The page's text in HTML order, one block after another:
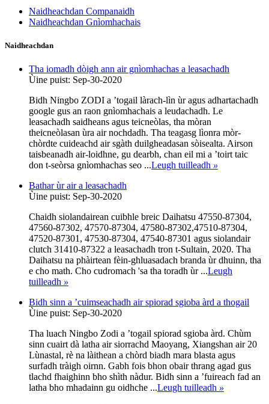
Naidheachdan Companaidh
Naidheachdan Gnìomhachais
Naidheachdan
Tha iomadh dòigh ann air gnìomhachas a leasachadh
Ùine puist: Sep-30-2020
Bidh Ningbo ZODI a ’togail làrach-lìn ùr agus adhartachadh
google gus an raon gnìomhachais a leudachadh. Le
leasachadh saidheans agus teicneòlas, tha mòran
theicneòlasan ùra air nochdadh. Tha teagasg lìonra mòr-
chòrdte cuideachd air sgàth duilgheadasan sòisealta. Airson
taisbeanadh air-loidhne, gu dearbh, chan eil mi a ’toirt taic
don t-seòrsa gnìomhachas seo ...Leugh tuilleadh »
Bathar ùr air a leasachadh
Ùine puist: Sep-30-2020
Chaidh siolandairean cuibhle breic Daihatsu 47550-87304,
47560-87302, 47570-87304, 47580-87302,47510-87304,
47520-87301, 47530-87304, 47540-87301 agus siolandair
clutch 31410-87322 a leasachadh tron ​​t-Sultain, 2020. Tha
Daihatsu na phàirtean fèin-ghluasadach branda ùr dhuinn, tha
e cho math. Cho cudromach 'sa tha toradh ùr ...Leugh
tuilleadh »
Bidh sinn a ’cuimseachadh air spiorad sgioba àrd a thogail
Ùine puist: Sep-30-2020
Tha luach Ningbo Zodi a ’togail spiorad sgioba àrd. Chùm
sinn cuairt dà latha air siorrachd Maoyang, Xiangshan air 20
Lùnastal, rè na làithean a chòrd biadh mara blasta agus
surfadh tràigh oirnn. Gabh fois bhon obair thrang agad gus
tlachd fhaighinn bho shìth nàdur. Bidh sinn a ’fuireach fad an
latha bho mhadainn gu oidhche ...Leugh tuilleadh »